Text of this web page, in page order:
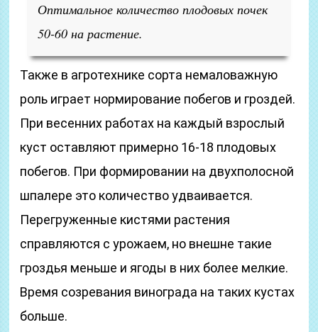
Оптимальное количество плодовых почек
50-60 на растение.
Также в агротехнике сорта немаловажную
роль играет нормирование побегов и гроздей.
При весенних работах на каждый взрослый
куст оставляют примерно 16-18 плодовых
побегов. При формировании на двухполосной
шпалере это количество удваивается.
Перегруженные кистями растения
справляются с урожаем, но внешне такие
гроздья меньше и ягоды в них более мелкие.
Время созревания винограда на таких кустах
больше.